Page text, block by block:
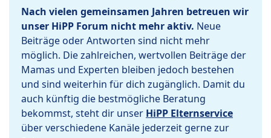
Nach vielen gemeinsamen Jahren betreuen wir
unser HiPP Forum nicht mehr aktiv. Neue
Beiträge oder Antworten sind nicht mehr
möglich. Die zahlreichen, wertvollen Beiträge der
Mamas und Experten bleiben jedoch bestehen
und sind weiterhin für dich zugänglich. Damit du
auch künftig die bestmögliche Beratung
bekommst, steht dir unser HiPP Elternservice
über verschiedene Kanäle jederzeit gerne zur